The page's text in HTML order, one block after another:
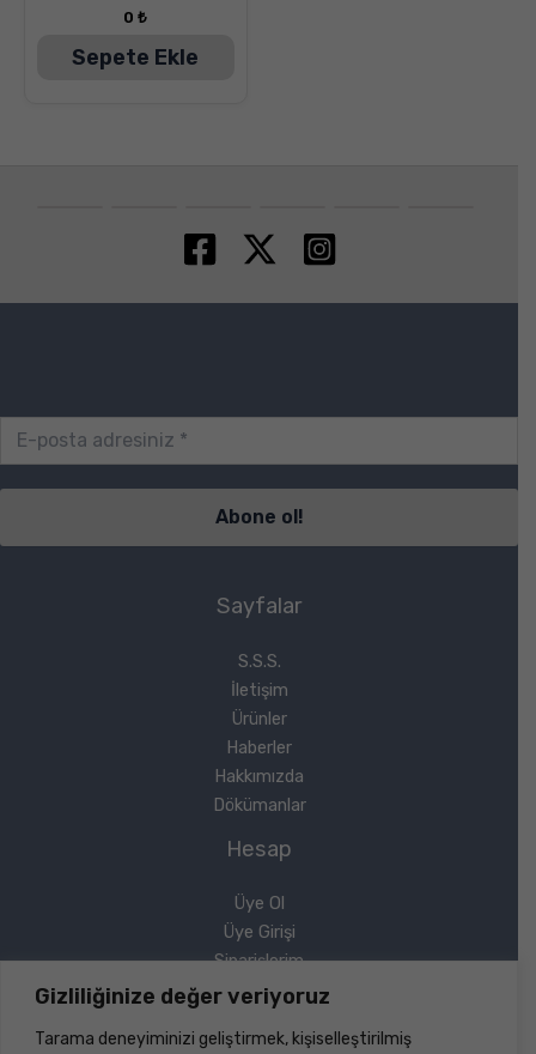
Gizliliğinize değer veriyoruz
Tarama deneyiminizi geliştirmek, kişiselleştirilmiş
0₺
Sepete Ekle
Sayfalar
S.S.S.
İletişim
Ürünler
Haberler
Hakkımızda
Dökümanlar
Hesap
Üye Ol
Üye Girişi
Siparişlerim
Sipariş Takip